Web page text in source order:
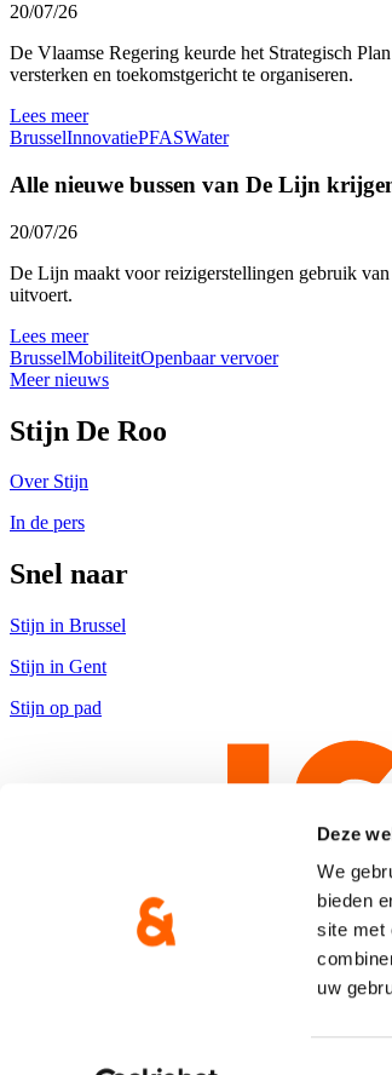
Deze
We
bieden
site met
uw
20/07/26
De Vlaamse Regering keurde het Strategisch
versterken en toekomstgericht te organiseren.
Lees meer
BrusselInnovatiePFASWater
Alle nieuwe bussen van De Lijn
20/07/26
De Lijn maakt voor reizigerstellingen gebruik van
uitvoert.
Lees meer
BrusselMobiliteitOpenbaar vervoer
Meer nieuws
Stijn De Roo
Over Stijn
In de pers
Snel naar
Stijn in Brussel
Stijn in Gent
Stijn op pad